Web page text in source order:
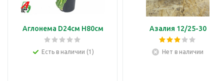
Аглонема D24см H80см
Есть в наличии (1)
Азалия 12/25-30
Нет в наличии